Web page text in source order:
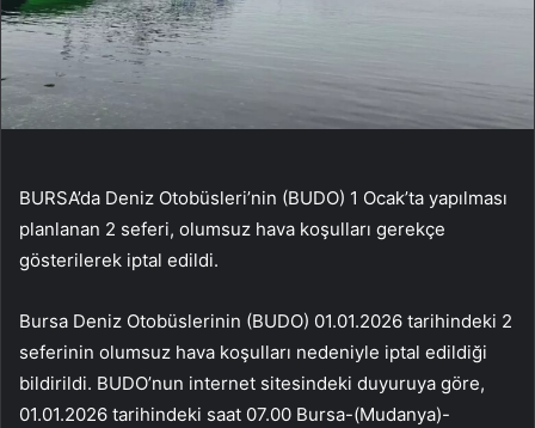
BURSA’da Deniz Otobüsleri’nin (BUDO) 1 Ocak’ta yapılması
planlanan 2 seferi, olumsuz hava koşulları gerekçe
gösterilerek iptal edildi.
Bursa Deniz Otobüslerinin (BUDO) 01.01.2026 tarihindeki 2
seferinin olumsuz hava koşulları nedeniyle iptal edildiği
bildirildi. BUDO’nun internet sitesindeki duyuruya göre,
01.01.2026 tarihindeki saat 07.00 Bursa-(Mudanya)-